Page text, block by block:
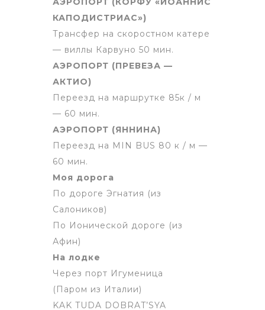
КАПОДИСТРИАС»)
Трансфер на скоростном катере
— виллы Карвуно 50 мин.
АЭРОПОРТ (ПРЕВЕЗА —
АКТИО)
Переезд на маршрутке 85к / м
— 60 мин.
АЭРОПОРТ (ЯННИНА)
Переезд на MIN BUS 80 к / м —
60 мин.
Моя дорога
По дороге Эгнатия (из
Салоников)
По Ионической дороге (из
Афин)
На лодке
Через порт Игуменица
(Паром из Италии)
KAK TUDA DOBRAT’SYA